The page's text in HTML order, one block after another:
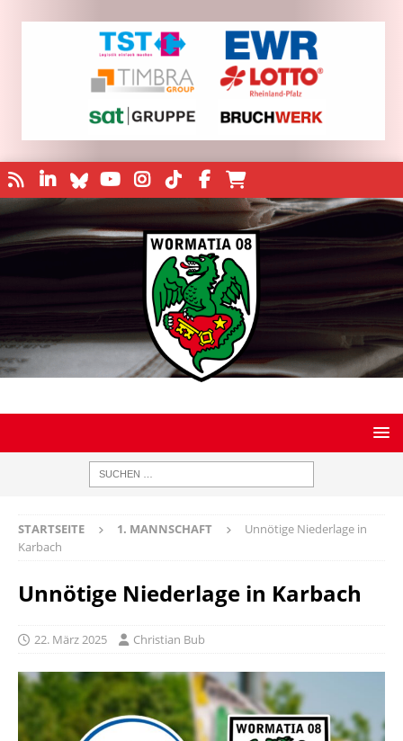
STARTSEITE 1. MANNSCHAFT
Unnötige Niederlage in
Karbach
Unnötige Niederlage in Karbach
22. März 2025 Christian Bub